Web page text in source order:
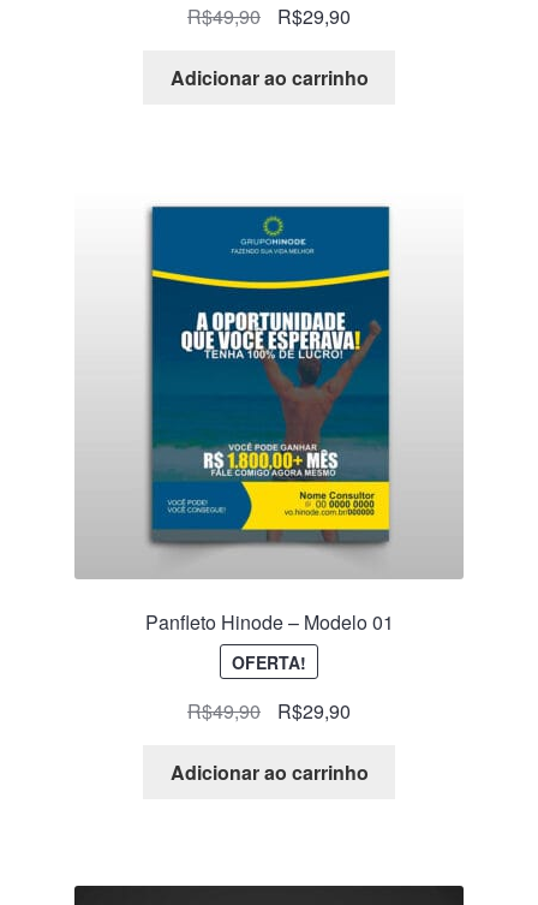
R$49,90 R$29,90
Adicionar ao carrinho
Panfleto Hinode – Modelo 01
OFERTA!
R$49,90 R$29,90
Adicionar ao carrinho